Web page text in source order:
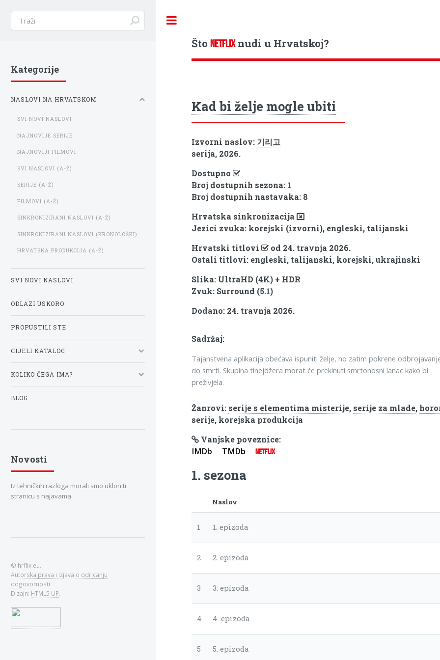
ŠtoNETFLIXnudi u Hrvatskoj?
Kad bi želje mogle ubiti
Izvorni naslov: 기리고
serija, 2026.
Dostupno
Broj dostupnih sezona: 1
Broj dostupnih nastavaka: 8
Hrvatska sinkronizacija
Jezici zvuka: korejski (izvorni), engleski, talijanski
Hrvatski titlovi
od 24. travnja 2026.
Ostali titlovi: engleski, talijanski, korejski, ukrajinski
Slika: UltraHD (4K) + HDR
Zvuk: Surround (5.1)
Dodano: 24. travnja 2026.
Sadržaj:
Tajanstvena aplikacija obećava ispuniti želje, no zatim pokrene
do smrti. Skupina tinejdžera morat će prekinuti smrtonosni lanac kako bi
preživjela.
Žanrovi: serije s elementima misterije, serije za mlade,
serije, korejska produkcija
Vanjske poveznice:
IMDb TMDb NETFLIX
1. sezona
Naslov
1 1. epizoda
2 2. epizoda
3 3. epizoda
4 4. epizoda
5 5. epizoda
Kategorije
NASLOVI NA HRVATSKOM
SVI NOVI NASLOVI
NAJNOVIJE SERIJE
NAJNOVIJI FILMOVI
SVI NASLOVI (A-Ž)
SERIJE (A-Ž)
FILMOVI (A-Ž)
SINKRONIZIRANI NASLOVI (A-Ž)
SINKRONIZIRANI NASLOVI (KRONOLOŠKI)
HRVATSKA PRODUKCIJA (A-Ž)
SVI NOVI NASLOVI
ODLAZI USKORO
PROPUSTILI STE
CIJELI KATALOG
KOLIKO ČEGA IMA?
BLOG
Novosti
Iz tehničkih razloga morali smo ukloniti
stranicu s najavama.
© hrflix.eu.
Autorska prava i izjava o odricanju
odgovornosti
Dizajn: HTML5 UP.
Toggle